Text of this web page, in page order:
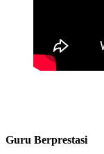
Guru Berprestasi